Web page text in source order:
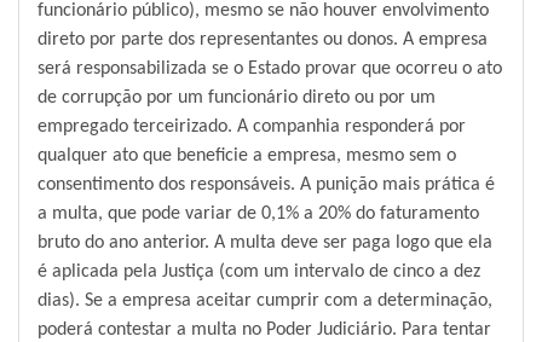
funcionário público), mesmo se não houver envolvimento
direto por parte dos representantes ou donos. A empresa
será responsabilizada se o Estado provar que ocorreu o ato
de corrupção por um funcionário direto ou por um
empregado terceirizado. A companhia responderá por
qualquer ato que beneficie a empresa, mesmo sem o
consentimento dos responsáveis. A punição mais prática é
a multa, que pode variar de 0,1% a 20% do faturamento
bruto do ano anterior. A multa deve ser paga logo que ela
é aplicada pela Justiça (com um intervalo de cinco a dez
dias). Se a empresa aceitar cumprir com a determinação,
poderá contestar a multa no Poder Judiciário. Para tentar